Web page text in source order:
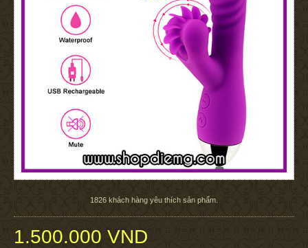
1826 khách hàng yêu thích sản phẩm.
1.500.000 VND